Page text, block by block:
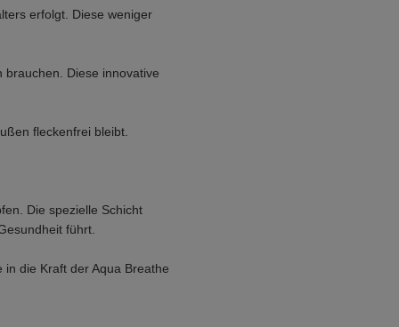
erfolgt. Diese weniger
brauchen. Diese innovative
fleckenfrei bleibt.
Die spezielle Schicht
führt.
die Kraft der Aqua Breathe